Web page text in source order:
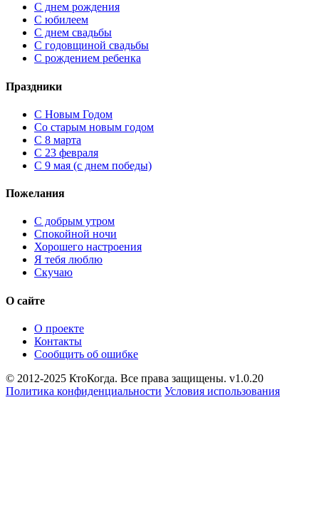
С днем рождения
С юбилеем
С днем свадьбы
С годовщиной свадьбы
С рождением ребенка
Праздники
C Новым Годом
Cо старым новым годом
С 8 марта
С 23 февраля
С 9 мая (с днем победы)
Пожелания
С добрым утром
Спокойной ночи
Хорошего настроения
Я тебя люблю
Скучаю
О сайте
О проекте
Контакты
Сообщить об ошибке
© 2012-2025 КтоКогда. Все права защищены. v1.0.20
Политика конфиденциальности Условия использования